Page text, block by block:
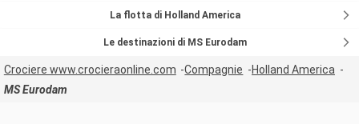
La flotta di Holland America
Le destinazioni di MS Eurodam
Crociere www.crocieraonline.com Compagnie
Holland America
MS Eurodam